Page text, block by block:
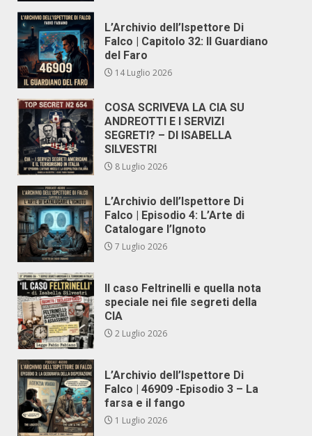
L’Archivio dell’Ispettore Di
Falco | Capitolo 32: Il Guardiano
del Faro
14 Luglio 2026
COSA SCRIVEVA LA CIA SU
ANDREOTTI E I SERVIZI
SEGRETI? – DI ISABELLA
SILVESTRI
8 Luglio 2026
L’Archivio dell’Ispettore Di
Falco | Episodio 4: L’Arte di
Catalogare l’Ignoto
7 Luglio 2026
Il caso Feltrinelli e quella nota
speciale nei file segreti della
CIA
2 Luglio 2026
L’Archivio dell’Ispettore Di
Falco | 46909 -Episodio 3 – La
farsa e il fango
1 Luglio 2026